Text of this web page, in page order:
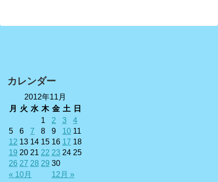
カレンダー
2012年11月
月
火 水 木 金 土 日
« 10月 12月 »
1 2 3
4
5
6 7 8 9 10 11
12 13 14 15 16 17 18
19 20 21 22 23 24 25
26 27 28 29 30